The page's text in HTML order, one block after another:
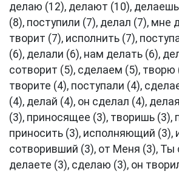
делаю (12), делают (10),
(8), поступили (7), делал (7), мне
творит (7), исполнить (7),
(6), делали (6), нам делать (6),
сотворит (5), сделаем (5), творю
творите (4), поступали (4),
(4), делай (4), он сделал (4),
(3), приносящее (3), творишь (3),
приносить (3), исполняющий (3),
сотворивший (3), от Меня (3), Ты
делаете (3), сделаю (3), он